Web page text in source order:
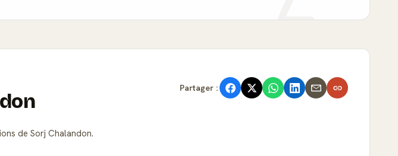
Partager :
de Sorj Chalandon.